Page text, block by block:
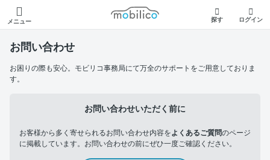
メニュー
モビリコ
探す ログイン
お問い合わせ
お困りの際も安心。モビリコ事務局にて万全のサポートをご用意しておりま
す。
お問い合わせいただく前に
お客様から多く寄せられるお問い合わせ内容をよくあるご質問のページ
に掲載しています。お問い合わせの前にぜひ一度ご確認ください。